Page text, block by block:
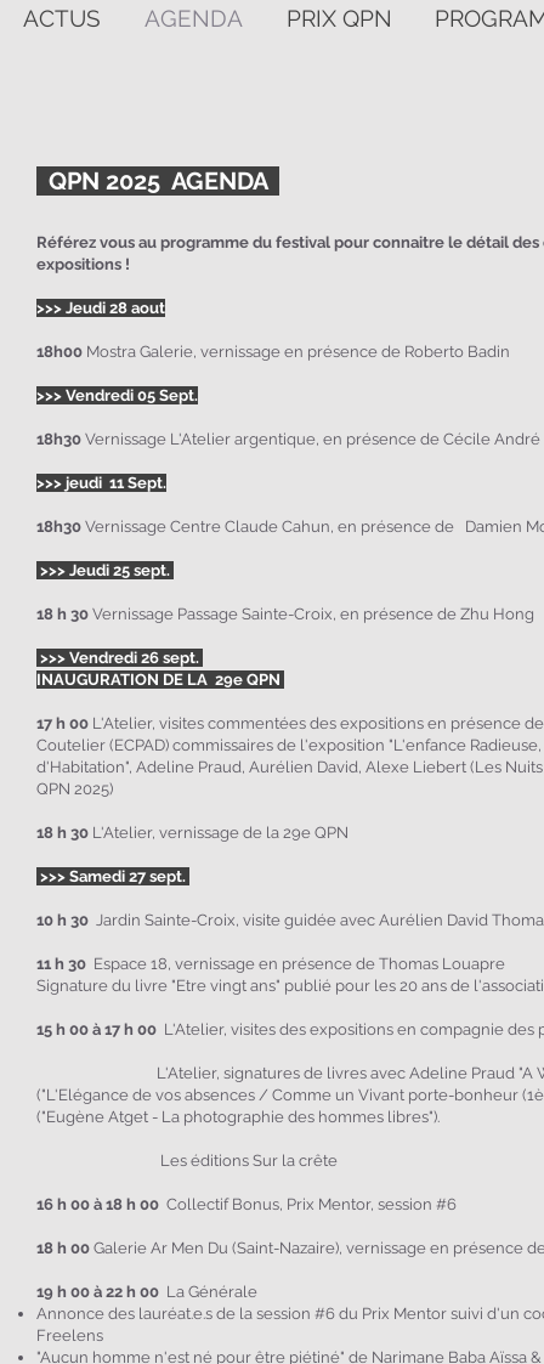
ACTUS AGENDA PRIX QPN
QPN 2025 AGENDA
Référez vous au programme du festival pour connaitre le détail
expositions !
>>> Jeudi 28 aout
18h00 Mostra Galerie, vernissage en présence de Roberto Badin
>>> Vendredi 05 Sept.
18h30 Vernissage L'Atelier argentique, en présence de Cécile André
>>> jeudi 11 Sept.
18h30 Vernissage Centre Claude Cahun, en présence de Damien
>>> Jeudi 25 sept.
18 h 30 Vernissage Passage Sainte-Croix, en présence de Zhu Hong
>>> Vendredi 26 sept.
INAUGURATION DE LA 29e QPN
17 h 00 L'Atelier, visites commentées des expositions en présence
Coutelier (ECPAD) commissaires de l'exposition "L'enfance
d'Habitation", Adeline Praud, Aurélien David, Alexe Liebert (Les
QPN 2025)
18 h 30 L'Atelier, vernissage de la 29e QPN
>>> Samedi 27 sept.
10 h 30 Jardin Sainte-Croix, visite guidée avec Aurélien David
11 h 30 Espace 18, vernissage en présence de Thomas Louapre
Signature du livre "Etre vingt ans" publié pour les 20 ans de
15 h 00 à 17 h 00 L'Atelier, visites des expositions en compagnie des
L'Atelier, signatures de livres avec Adeline Praud "A War
("L'Elégance de vos absences / Comme un Vivant porte-bonheur
("Eugène Atget - La photographie des hommes libres").
Les éditions Sur la crête
16 h 00 à 18 h 00 Collectif Bonus, Prix Mentor, session #6
18 h 00 Galerie Ar Men Du (Saint-Nazaire), vernissage en présence
19 h 00 à 22 h 00 La Générale
Annonce des lauréat.e.s de la session #6 du Prix Mentor suivi d'un
Freelens
"Aucun homme n'est né pour être piétiné" de Narimane Baba Aïssa &